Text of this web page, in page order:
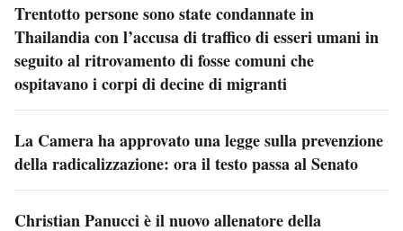
Trentotto persone sono state condannate in
Thailandia con l’accusa di traffico di esseri umani in
seguito al ritrovamento di fosse comuni che
ospitavano i corpi di decine di migranti
La Camera ha approvato una legge sulla prevenzione
della radicalizzazione: ora il testo passa al Senato
Christian Panucci è il nuovo allenatore della